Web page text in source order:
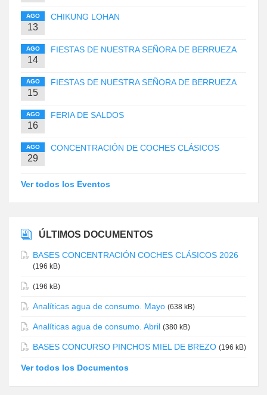
AGO
13
CHIKUNG LOHAN
AGO
14
FIESTAS DE NUESTRA SEÑORA DE BERRUEZA
AGO
15
FIESTAS DE NUESTRA SEÑORA DE BERRUEZA
AGO
16
FERIA DE SALDOS
AGO
29
CONCENTRACIÓN DE COCHES CLÁSICOS
Ver todos los Eventos
ÚLTIMOS DOCUMENTOS
BASES CONCENTRACIÓN COCHES CLÁSICOS 2026
(196 kB)
(196 kB)
Analíticas agua de consumo. Mayo (638 kB)
Analíticas agua de consumo. Abril (380 kB)
BASES CONCURSO PINCHOS MIEL DE BREZO (196 kB)
Ver todos los Documentos